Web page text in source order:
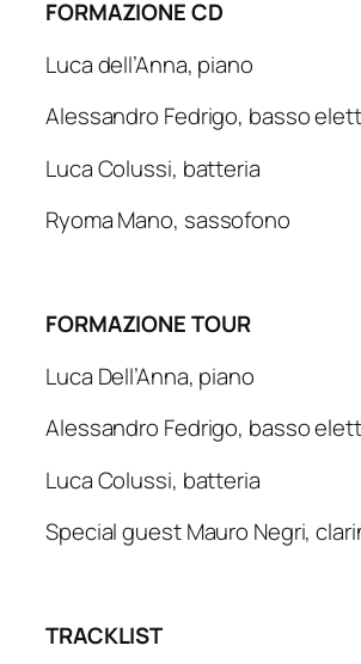
FORMAZIONE CD
Luca dell’Anna, piano
Alessandro Fedrigo, basso
Luca Colussi, batteria
Ryoma Mano, sassofono
FORMAZIONE TOUR
Luca Dell’Anna, piano
Alessandro Fedrigo, basso
Luca Colussi, batteria
Special guest Mauro Negri,
TRACKLIST